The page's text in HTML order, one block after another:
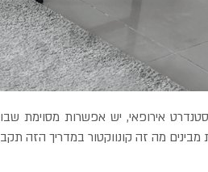
אירופאי, יש אפשרות מסוימת
מה זה קונווקטור במדריך הזה